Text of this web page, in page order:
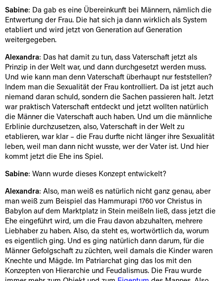
Sabine: Da gab es eine Übereinkunft bei Männern, nämlich die
Entwertung der Frau. Die hat sich ja dann wirklich als System
etabliert und wird jetzt von Generation auf Generation
weitergegeben.
Alexandra: Das hat damit zu tun, dass Vaterschaft jetzt als
Prinzip in der Welt war, und dann durchgesetzt werden muss.
Und wie kann man denn Vaterschaft überhaupt nur feststellen?
Indem man die Sexualität der Frau kontrolliert. Da ist jetzt auch
niemand daran schuld, sondern die Sachen passieren halt. Jetzt
war praktisch Vaterschaft entdeckt und jetzt wollten natürlich
die Männer die Vaterschaft auch haben. Und um die männliche
Erblinie durchzusetzen, also, Vaterschaft in der Welt zu
etablieren, war klar – die Frau durfte nicht länger ihre Sexualität
leben, weil man dann nicht wusste, wer der Vater ist. Und hier
kommt jetzt die Ehe ins Spiel.
Sabine: Wann wurde dieses Konzept entwickelt?
Alexandra: Also, man weiß es natürlich nicht ganz genau, aber
man weiß zum Beispiel das Hammurapi 1760 vor Christus in
Babylon auf dem Marktplatz in Stein meißeln ließ, dass jetzt die
Ehe eingeführt wird, um die Frau davon abzuhalten, mehrere
Liebhaber zu haben. Also, da steht es, wortwörtlich da, worum
es eigentlich ging. Und es ging natürlich dann darum, für die
Männer Gefolgschaft zu züchten, weil damals die Kinder waren
Knechte und Mägde. Im Patriarchat ging das los mit den
Konzepten von Hierarchie und Feudalismus. Die Frau wurde